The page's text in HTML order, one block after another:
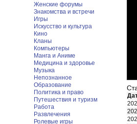
Женские форумы
Знакомства и встречи
Игры
Искусство и культура
Кино
Кланы
Компьютеры
Манга и Аниме
Медицина и здоровье
Музыка
Непознанное
Образование
Политика и право
Путешествия и туризм
Работа
Развлечения
Ролевые игры